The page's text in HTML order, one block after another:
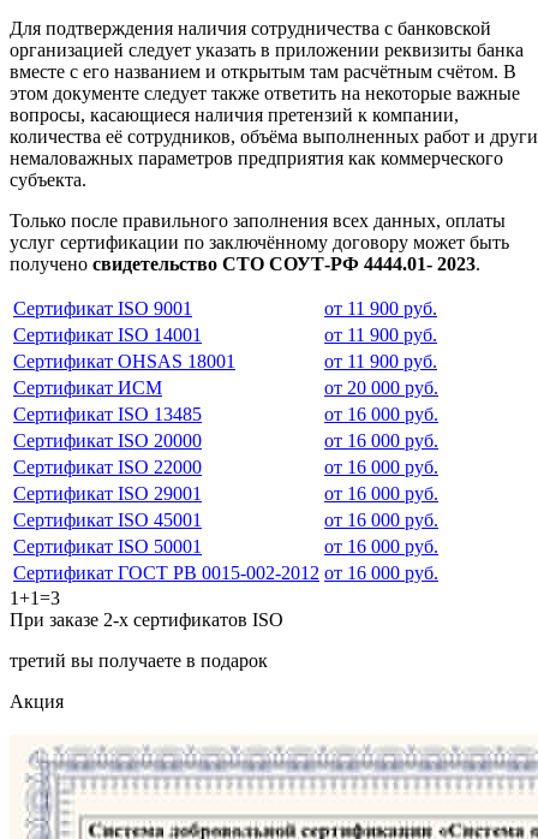
Для подтверждения наличия сотрудничества с банковской
организацией следует указать в приложении реквизиты банка
вместе с его названием и открытым там расчётным счётом. В
этом документе следует также ответить на некоторые важные
вопросы, касающиеся наличия претензий к компании,
количества её сотрудников, объёма выполненных работ и
немаловажных параметров предприятия как коммерческого
субъекта.
Только после правильного заполнения всех данных, оплаты
услуг сертификации по заключённому договору может быть
получено свидетельство СТО СОУТ-РФ 4444.01- 2023.
Сертификат ISO 9001
от 11 900 руб.
Сертификат ISO 14001
от 11 900 руб.
Сертификат OHSAS 18001
от 11 900 руб.
Сертификат ИСМ
от 20 000 руб.
Сертификат ISO 13485
от 16 000 руб.
Сертификат ISO 20000
от 16 000 руб.
Сертификат ISO 22000
от 16 000 руб.
Сертификат ISO 29001
от 16 000 руб.
Сертификат ISO 45001
от 16 000 руб.
Сертификат ISO 50001
от 16 000 руб.
Сертификат ГОСТ РВ 0015-002-2012 от 16 000 руб.
1+1=3
При заказе 2-х сертификатов ISO
третий вы получаете в подарок
Акция